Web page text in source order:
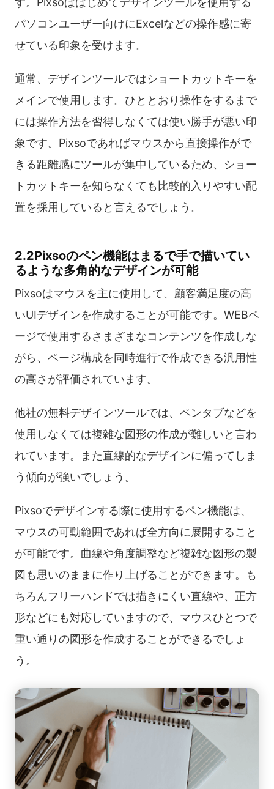
パソコンユーザー向けにExcelなどの操作感に寄
せている印象を受けます。
通常、デザインツールではショートカットキーを
メインで使用します。ひととおり操作をするまで
には操作方法を習得しなくては使い勝手が悪い印
象です。Pixsoであればマウスから直接操作がで
きる距離感にツールが集中しているため、ショー
トカットキーを知らなくても比較的入りやすい配
置を採用していると言えるでしょう。
2.2Pixsoのペン機能はまるで手で描いてい
るような多角的なデザインが可能
Pixsoはマウスを主に使用して、顧客満足度の高
いUIデザインを作成することが可能です。WEBペ
ージで使用するさまざまなコンテンツを作成しな
がら、ページ構成を同時進行で作成できる汎用性
の高さが評価されています。
他社の無料デザインツールでは、ペンタブなどを
使用しなくては複雑な図形の作成が難しいと言わ
れています。また直線的なデザインに偏ってしま
う傾向が強いでしょう。
Pixsoでデザインする際に使用するペン機能は、
マウスの可動範囲であれば全方向に展開すること
が可能です。曲線や角度調整など複雑な図形の製
図も思いのままに作り上げることができます。も
ちろんフリーハンドでは描きにくい直線や、正方
形などにも対応していますので、マウスひとつで
重い通りの図形を作成することができるでしょ
う。